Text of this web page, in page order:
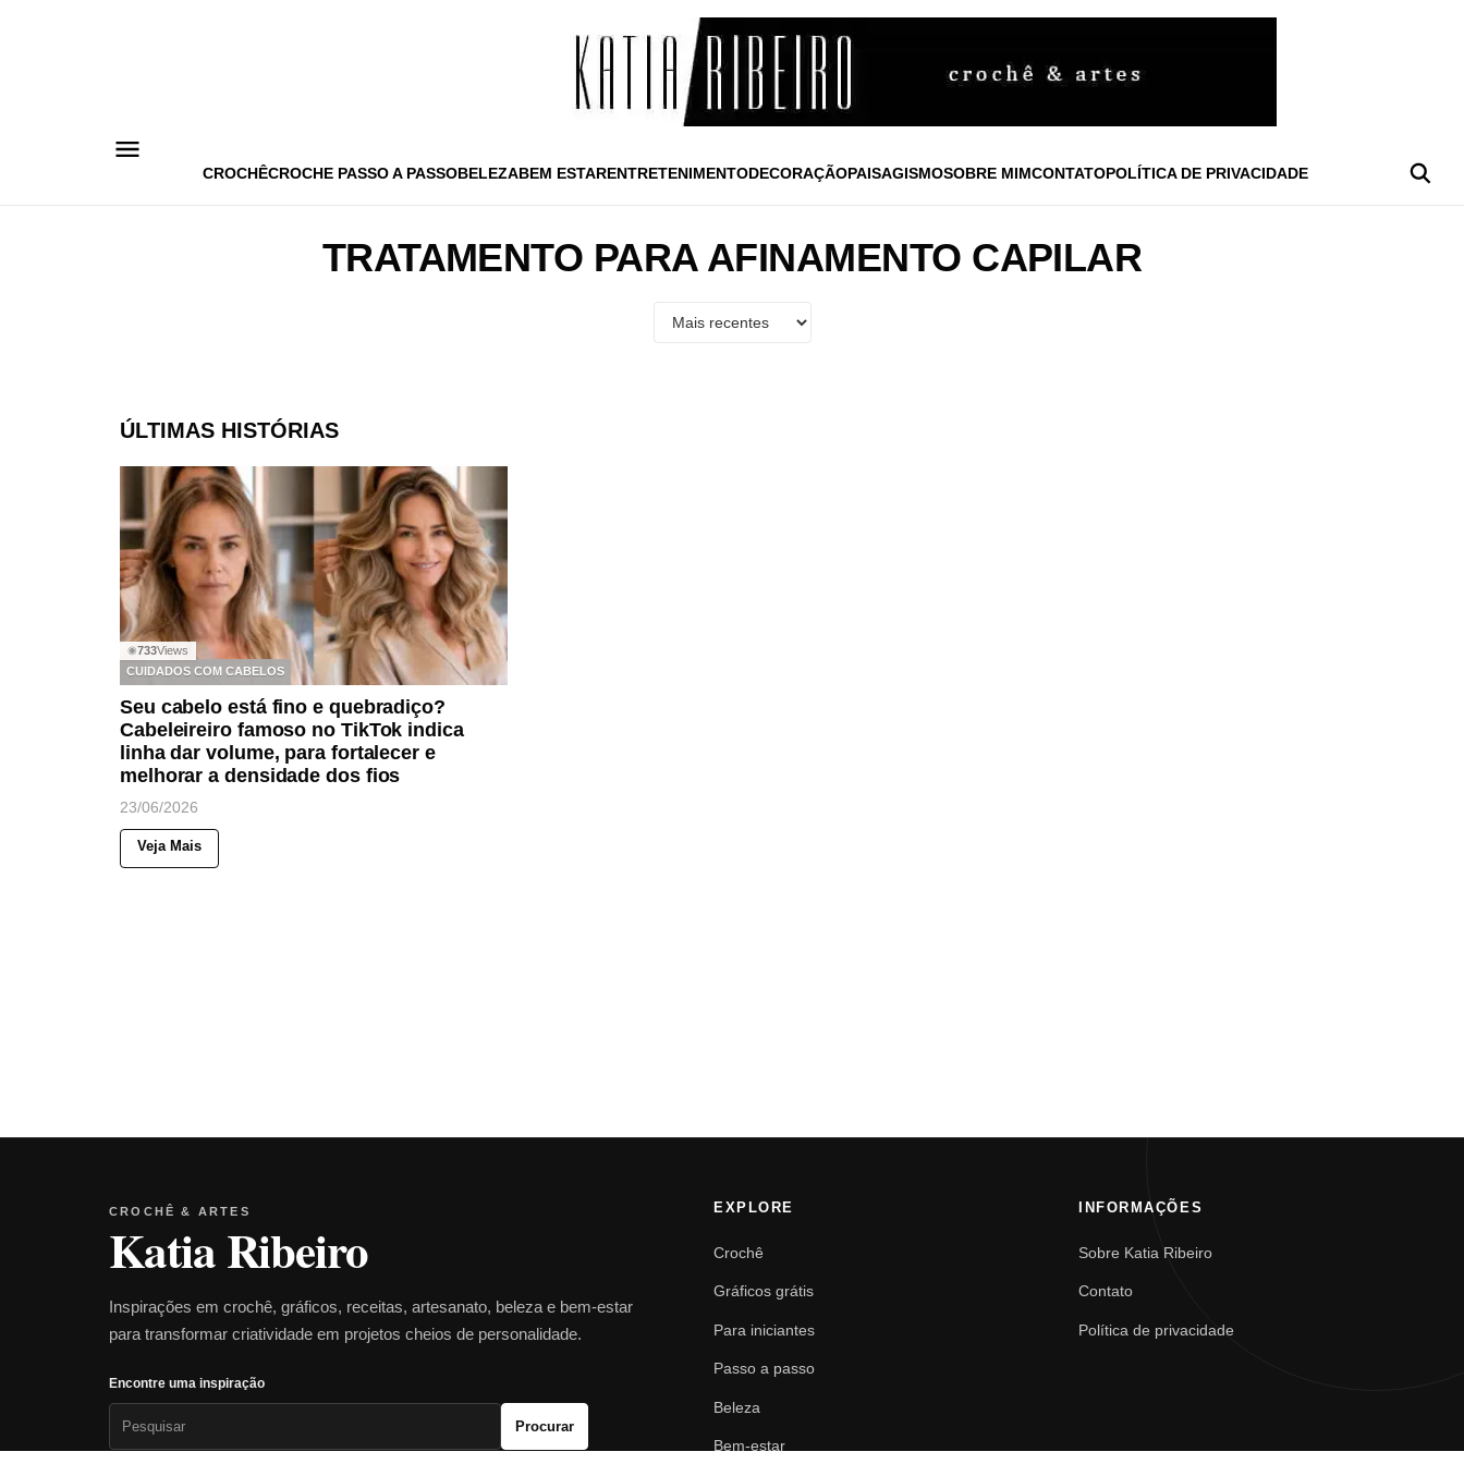
CROCHÊCROCHE PASSO A PASSOBELEZABEM ESTARENTRETENIMENTODECORAÇÃOPAISAGISMOSOBRE MIMCONTATOPOLÍTICA DE PRIVACIDADE
TRATAMENTO PARA AFINAMENTO CAPILAR
ÚLTIMAS HISTÓRIAS
◉733Views
CUIDADOS COM CABELOS
Seu cabelo está fino e quebradiço?
Cabeleireiro famoso no TikTok indica
linha dar volume, para fortalecer e
melhorar a densidade dos fios
23/06/2026
Veja Mais
CROCHÊ & ARTES
Katia Ribeiro
Inspirações em crochê, gráficos, receitas, artesanato, beleza e bem-estar
para transformar criatividade em projetos cheios de personalidade.
Encontre uma inspiração
Procurar
EXPLORE
Crochê
Gráficos grátis
Para iniciantes
Passo a passo
Beleza
Bem-estar
INFORMAÇÕES
Sobre Katia Ribeiro
Contato
Política de privacidade